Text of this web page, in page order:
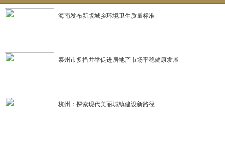
海南发布新版城乡环境卫生质量标准
泰州市多措并举促进房地产市场平稳健康发展
杭州：探索现代美丽城镇建设新路径